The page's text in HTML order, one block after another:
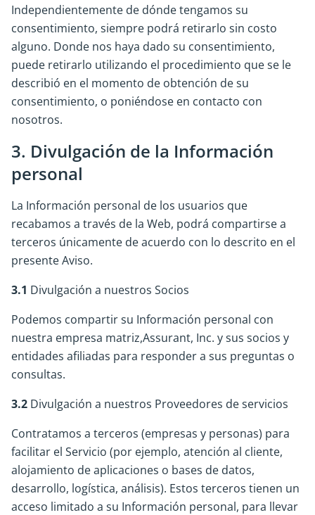
Independientemente de dónde tengamos su
consentimiento, siempre podrá retirarlo sin costo
alguno. Donde nos haya dado su consentimiento,
puede retirarlo utilizando el procedimiento que se le
describió en el momento de obtención de su
consentimiento, o poniéndose en contacto con
nosotros.
3. Divulgación de la Información
personal
La Información personal de los usuarios que
recabamos a través de la Web, podrá compartirse a
terceros únicamente de acuerdo con lo descrito en el
presente Aviso.
3.1 Divulgación a nuestros Socios
Podemos compartir su Información personal con
nuestra empresa matriz,Assurant, Inc. y sus socios y
entidades afiliadas para responder a sus preguntas o
consultas.
3.2 Divulgación a nuestros Proveedores de servicios
Contratamos a terceros (empresas y personas) para
facilitar el Servicio (por ejemplo, atención al cliente,
alojamiento de aplicaciones o bases de datos,
desarrollo, logística, análisis). Estos terceros tienen un
acceso limitado a su Información personal, para llevar